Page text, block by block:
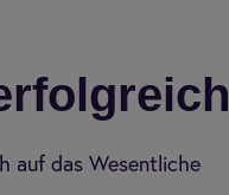
auf das Wesentliche